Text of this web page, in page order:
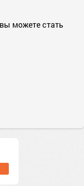
можете стать